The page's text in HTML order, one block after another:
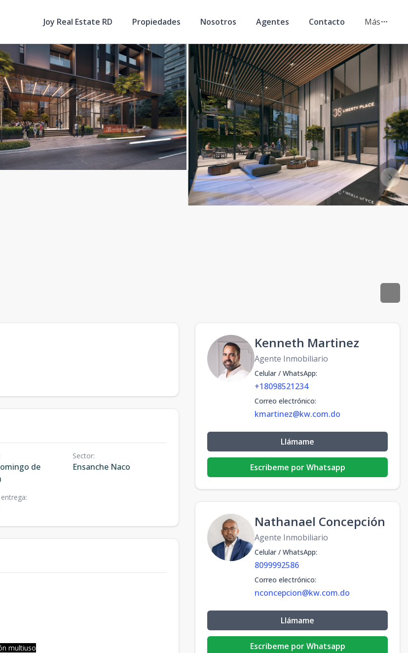
Joy Real Estate RD Propiedades Nosotros Agentes Contacto Más
de
Sector:
Ensanche Naco
:
multiuso
Kenneth Martinez
Agente Inmobiliario
Celular / WhatsApp:
+18098521234
Correo electrónico:
kmartinez@kw.com.do
Llámame
Escribeme por Whatsapp
Nathanael Concepción
Agente Inmobiliario
Celular / WhatsApp:
8099992586
Correo electrónico:
nconcepcion@kw.com.do
Llámame
Escribeme por Whatsapp